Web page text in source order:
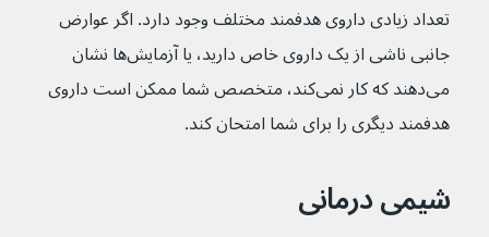
تعداد زیادی داروی هدفمند مختلف وجود دارد. اگر عوارض
جانبی ناشی از یک داروی خاص دارید، یا آزمایش‌ها نشان
می‌دهند که کار نمی‌کند، متخصص شما ممکن است داروی
هدفمند دیگری را برای شما امتحان کند.
شیمی درمانی